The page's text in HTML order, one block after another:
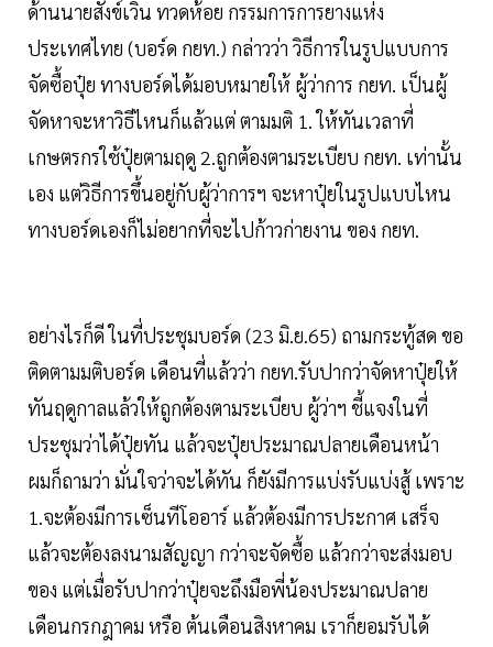
ด้านนายสังข์เวิน ทวดห้อย กรรมการการยางแห่ง
ประเทศไทย (บอร์ด กยท.) กล่าวว่า วิธีการในรูปแบบการ
จัดซื้อปุ๋ย ทางบอร์ดได้มอบหมายให้ ผู้ว่าการ กยท. เป็นผู้
จัดหาจะหาวิธีไหนก็แล้วแต่ ตามมติ 1. ให้ทันเวลาที่
เกษตรกรใช้ปุ๋ยตามฤดู 2.ถูกต้องตามระเบียบ กยท. เท่านั้น
เอง แต่วิธีการขึ้นอยู่กับผู้ว่าการฯ จะหาปุ๋ยในรูปแบบไหน
ทางบอร์ดเองก็ไม่อยากที่จะไปก้าวก่ายงาน ของ กยท.
อย่างไรก็ดี ในที่ประชุมบอร์ด (23 มิ.ย.65) ถามกระทู้สด ขอ
ติดตามมติบอร์ด เดือนที่แล้วว่า กยท.รับปากว่าจัดหาปุ๋ยให้
ทันฤดูกาลแล้วให้ถูกต้องตามระเบียบ ผู้ว่าฯ ชี้แจงในที่
ประชุมว่าได้ปุ๋ยทัน แล้วจะปุ๋ยประมาณปลายเดือนหน้า
ผมก็ถามว่า มั่นใจว่าจะได้ทัน ก็ยังมีการแบ่งรับแบ่งสู้ เพราะ
1.จะต้องมีการเซ็นทีโออาร์ แล้วต้องมีการประกาศ เสร็จ
แล้วจะต้องลงนามสัญญา กว่าจะจัดซื้อ แล้วกว่าจะส่งมอบ
ของ แต่เมื่อรับปากว่าปุ๋ยจะถึงมือพี่น้องประมาณปลาย
เดือนกรกฎาคม หรือ ต้นเดือนสิงหาคม เราก็ยอมรับได้